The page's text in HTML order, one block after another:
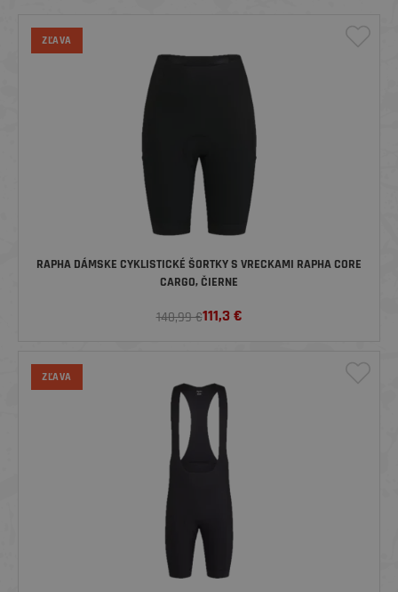
ZĽAVA
RAPHA DÁMSKE CYKLISTICKÉ ŠORTKY S VRECKAMI RAPHA CORE
CARGO, ČIERNE
140,99 €111,3€
ZĽAVA